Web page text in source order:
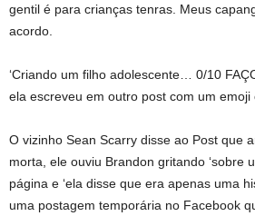
gentil é para crianças tenras. Meus
acordo.
‘Criando um filho adolescente… 0/10
ela escreveu em outro post com um emoji
O vizinho Sean Scarry disse ao Post que
morta, ele ouviu Brandon gritando ‘sobre
página e ‘ela disse que era apenas uma
uma postagem temporária no Facebook